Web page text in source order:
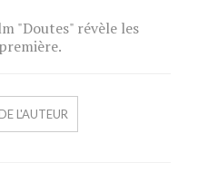
"Doutes" révèle les
L'AUTEUR